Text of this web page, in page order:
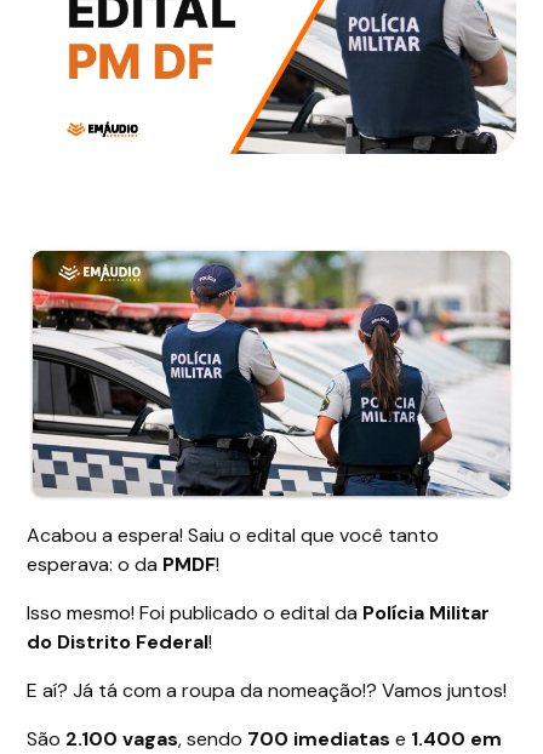
Acabou a espera! Saiu o edital que você tanto
esperava: o da PMDF!
Isso mesmo! Foi publicado o edital da Polícia Militar
do Distrito Federal!
E aí? Já tá com a roupa da nomeação!? Vamos juntos!
São 2.100 vagas, sendo 700 imediatas e 1.400 em